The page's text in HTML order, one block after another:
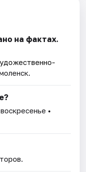
на фактах.
воскресенье •